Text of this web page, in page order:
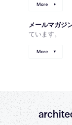
More
メールマガジ
ています。
More